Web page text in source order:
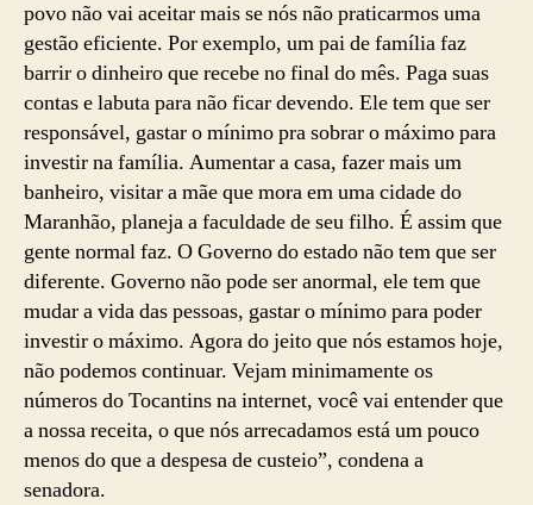
povo não vai aceitar mais se nós não praticarmos uma
gestão eficiente. Por exemplo, um pai de família faz
barrir o dinheiro que recebe no final do mês. Paga suas
contas e labuta para não ficar devendo. Ele tem que ser
responsável, gastar o mínimo pra sobrar o máximo para
investir na família. Aumentar a casa, fazer mais um
banheiro, visitar a mãe que mora em uma cidade do
Maranhão, planeja a faculdade de seu filho. É assim que
gente normal faz. O Governo do estado não tem que ser
diferente. Governo não pode ser anormal, ele tem que
mudar a vida das pessoas, gastar o mínimo para poder
investir o máximo. Agora do jeito que nós estamos hoje,
não podemos continuar. Vejam minimamente os
números do Tocantins na internet, você vai entender que
a nossa receita, o que nós arrecadamos está um pouco
menos do que a despesa de custeio”, condena a
senadora.